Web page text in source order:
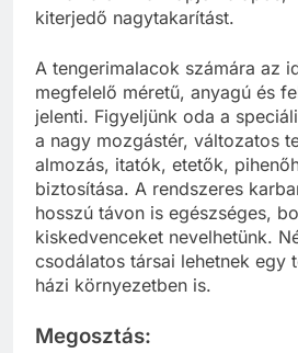
kiterjedő nagytakarítást.
A tengerimalacok számára az
megfelelő méretű, anyagú és
jelenti. Figyeljünk oda a
a nagy mozgástér, változatos
almozás, itatók, etetők,
biztosítása. A rendszeres
hosszú távon is egészséges,
kiskedvenceket nevelhetünk.
csodálatos társai lehetnek egy
házi környezetben is.
Megosztás: